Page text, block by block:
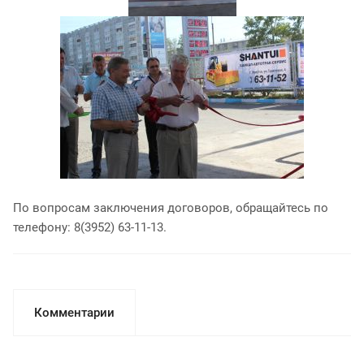
По вопросам заключения договоров, обращайтесь по
телефону: 8(3952) 63-11-13.
Комментарии